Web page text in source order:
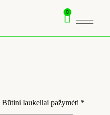
0
Būtini laukeliai pažymėti *